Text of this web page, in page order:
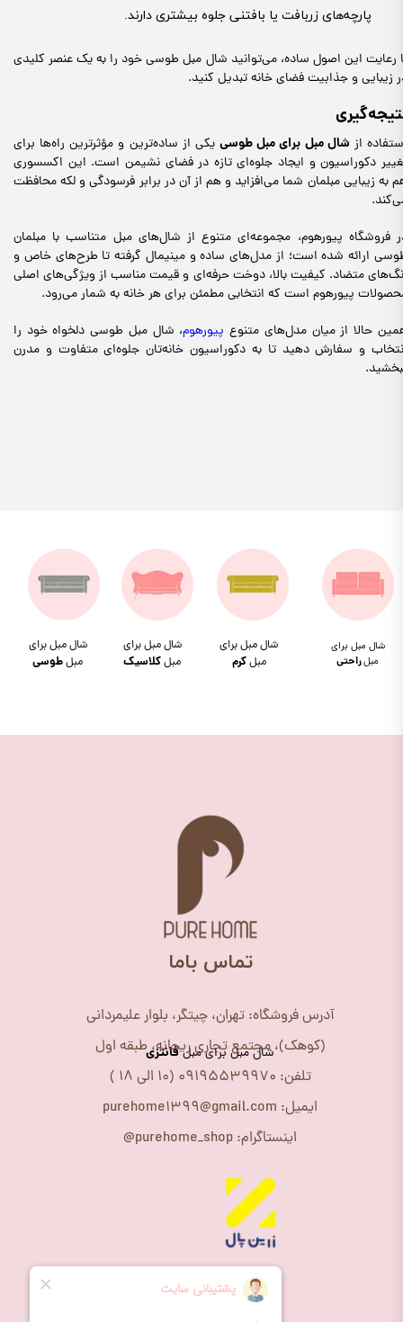
پارچه‌های زربافت یا بافتنی جلوه بیشتری دارند.
رعایت این اصول ساده، می‌توانید شال مبل طوسی خود را به یک عنصر کلیدی
زیبایی و جذابیت فضای خانه تبدیل کنید.
از شال مبل برای مبل طوسییکی از ساده‌ترین و مؤثرترین راه‌ها برای
دکوراسیون و ایجاد جلوه‌ای تازه در فضای نشیمن است. این اکسسوری
به زیبایی مبلمان شما می‌افزاید و هم از آن در برابر فرسودگی و لکه محافظت
فروشگاه پیورهوم، مجموعه‌ای متنوع از شال‌های مبل متناسب با مبلمان
ارائه شده است؛ از مدل‌های ساده و مینیمال گرفته تا طرح‌های خاص و
متضاد. کیفیت بالا، دوخت حرفه‌ای و قیمت مناسب از ویژگی‌های اصلی
پیورهوم است که انتخابی مطمئن برای هر خانه به شمار می‌رود.
حالا از میان مدل‌های متنوع پیورهوم، شال مبل طوسی دلخواه خود را
و سفارش دهید تا به دکوراسیون خانه‌تان جلوه‌ای متفاوت و مدرن
شال مبل برای
مبلکرم
شال مبل برای مبلفانتزی
شال مبل برای
مبلکلاسیک
شال مبل برای
مبلراحتی
شال مبل برای
مبلطوسی
​تماس باما
آدرس فروشگاه: تهران، چیتگر، بلوار علیمردانی
(کوهک)، مجتمع تجاری ریحانه، طبقه اول
تلفن: 09195539970 (10 الی 18 )
ایمیل: purehome1399@gmail.com
اینستاگرام: purehome_shop@